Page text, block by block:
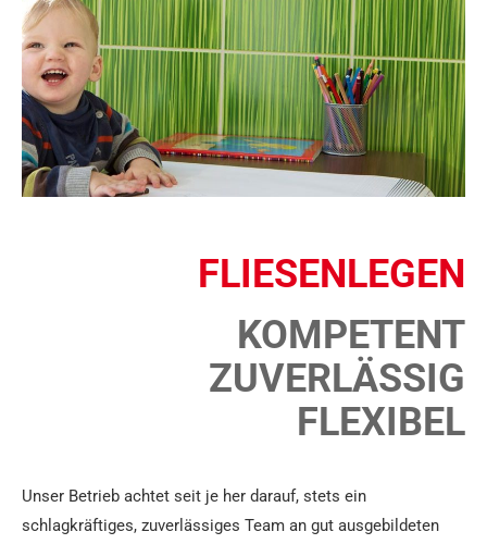
FLIESENLEGEN
KOMPETENT
ZUVERLÄSSIG
FLEXIBEL
Unser Betrieb achtet seit je her darauf, stets ein
schlagkräftiges, zuverlässiges Team an gut ausgebildeten